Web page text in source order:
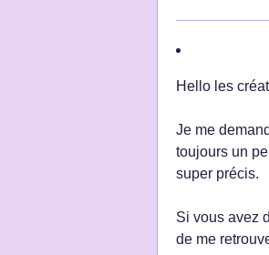
Hello les
Je me
toujours un
super précis.
Si vous avez
de me